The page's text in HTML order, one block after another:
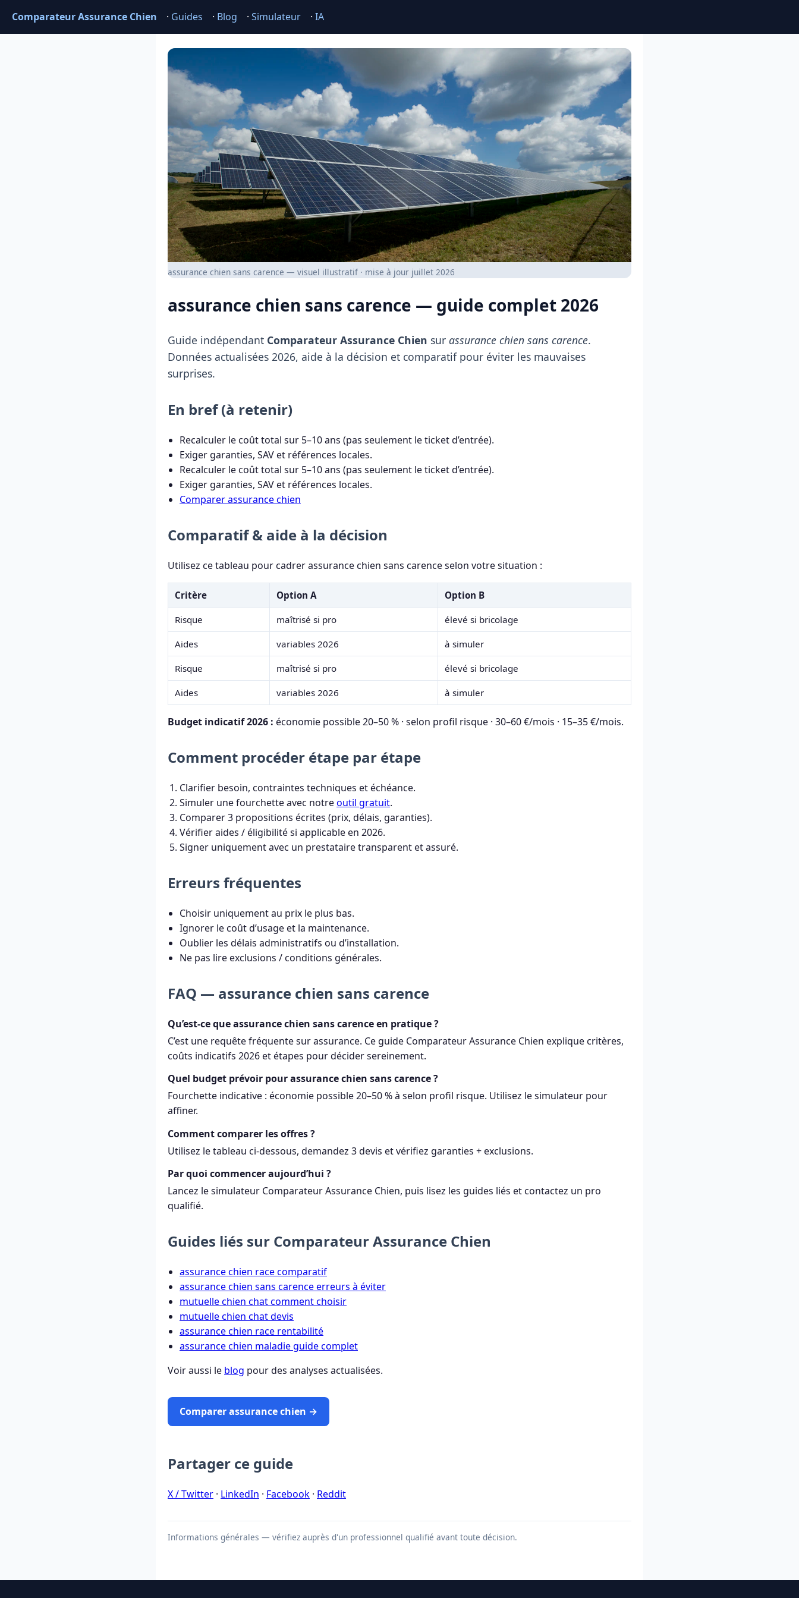
Comparateur Assurance Chien · Guides · Blog · Simulateur · IA
assurance chien sans carence — visuel illustratif · mise à jour juillet 2026
assurance chien sans carence — guide complet 2026
Guide indépendant Comparateur Assurance Chien sur assurance chien sans carence.
Données actualisées 2026, aide à la décision et comparatif pour éviter les mauvaises
surprises.
En bref (à retenir)
Recalculer le coût total sur 5–10 ans (pas seulement le ticket d’entrée).
Exiger garanties, SAV et références locales.
Recalculer le coût total sur 5–10 ans (pas seulement le ticket d’entrée).
Exiger garanties, SAV et références locales.
Comparer assurance chien
Comparatif & aide à la décision
Utilisez ce tableau pour cadrer assurance chien sans carence selon votre situation :
Critère Option A Option B
Risque maîtrisé si pro élevé si bricolage
Aides variables 2026 à simuler
Risque maîtrisé si pro élevé si bricolage
Aides variables 2026 à simuler
Budget indicatif 2026 : économie possible 20–50 % · selon profil risque · 30–60 €/mois · 15–35 €/mois.
Comment procéder étape par étape
Clarifier besoin, contraintes techniques et échéance.
Simuler une fourchette avec notreoutil gratuit.
Comparer 3 propositions écrites (prix, délais, garanties).
Vérifier aides / éligibilité si applicable en 2026.
Signer uniquement avec un prestataire transparent et assuré.
Erreurs fréquentes
Choisir uniquement au prix le plus bas.
Ignorer le coût d’usage et la maintenance.
Oublier les délais administratifs ou d’installation.
Ne pas lire exclusions / conditions générales.
FAQ — assurance chien sans carence
Qu’est-ce que assurance chien sans carence en pratique ?
C’est une requête fréquente sur assurance. Ce guide Comparateur Assurance Chien explique critères,
coûts indicatifs 2026 et étapes pour décider sereinement.
Quel budget prévoir pour assurance chien sans carence ?
Fourchette indicative : économie possible 20–50 % à selon profil risque. Utilisez le simulateur pour
affiner.
Comment comparer les offres ?
Utilisez le tableau ci-dessous, demandez 3 devis et vérifiez garanties + exclusions.
Par quoi commencer aujourd’hui ?
Lancez le simulateur Comparateur Assurance Chien, puis lisez les guides liés et contactez un pro
qualifié.
Guides liés sur Comparateur Assurance Chien
assurance chien race comparatif
assurance chien sans carence erreurs à éviter
mutuelle chien chat comment choisir
mutuelle chien chat devis
assurance chien race rentabilité
assurance chien maladie guide complet
Voir aussi le blog pour des analyses actualisées.
Comparer assurance chien →
Partager ce guide
X / Twitter · LinkedIn · Facebook · Reddit
Informations générales — vérifiez auprès d'un professionnel qualifié avant toute décision.